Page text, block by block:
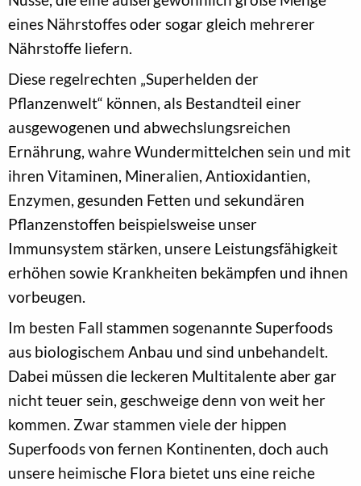
eines Nährstoffes oder sogar gleich mehrerer
Nährstoffe liefern.
Diese regelrechten „Superhelden der
Pflanzenwelt“ können, als Bestandteil einer
ausgewogenen und abwechslungsreichen
Ernährung, wahre Wundermittelchen sein und mit
ihren Vitaminen, Mineralien, Antioxidantien,
Enzymen, gesunden Fetten und sekundären
Pflanzenstoffen beispielsweise unser
Immunsystem stärken, unsere Leistungsfähigkeit
erhöhen sowie Krankheiten bekämpfen und ihnen
vorbeugen.
Im besten Fall stammen sogenannte Superfoods
aus biologischem Anbau und sind unbehandelt.
Dabei müssen die leckeren Multitalente aber gar
nicht teuer sein, geschweige denn von weit her
kommen. Zwar stammen viele der hippen
Superfoods von fernen Kontinenten, doch auch
unsere heimische Flora bietet uns eine reiche